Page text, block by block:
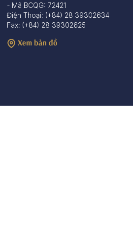
- Mã BCQG: 72421
Điện Thoại: (+84) 28 39302634
Fax: (+84) 28 39302625
Xem bản đồ